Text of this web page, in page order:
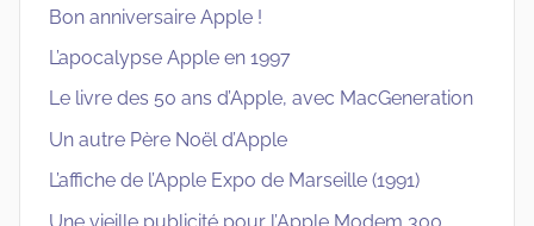
Bon anniversaire Apple !
L’apocalypse Apple en 1997
Le livre des 50 ans d’Apple, avec MacGeneration
Un autre Père Noël d’Apple
L’affiche de l’Apple Expo de Marseille (1991)
Une vieille publicité pour l’Apple Modem 300